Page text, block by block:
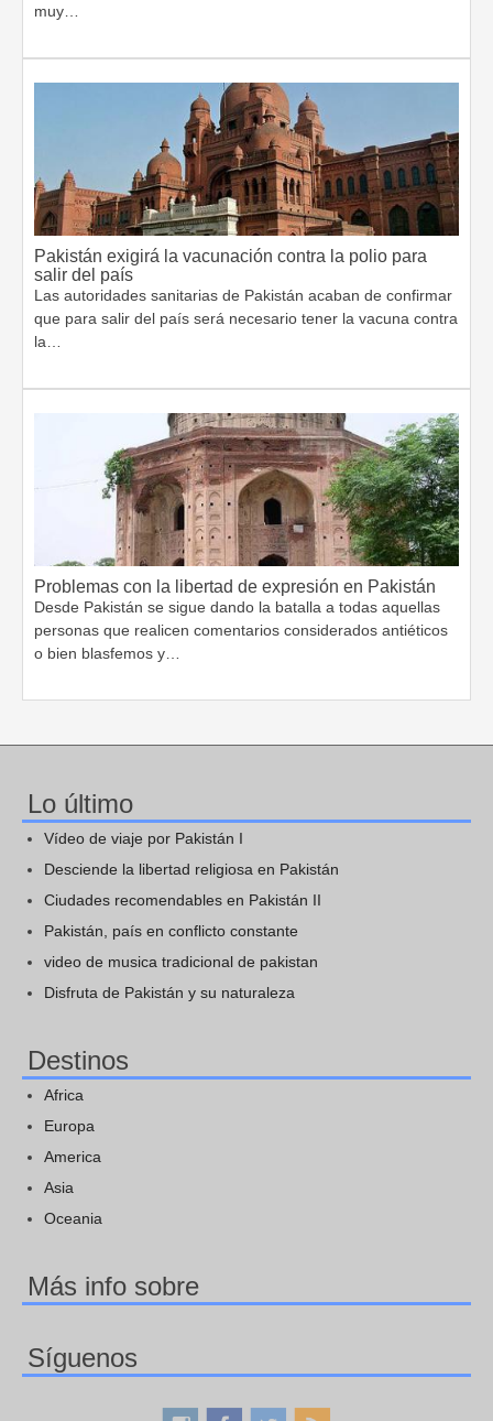
muy…
Pakistán exigirá la vacunación contra la polio para
salir del país
Las autoridades sanitarias de Pakistán acaban de confirmar
que para salir del país será necesario tener la vacuna contra
la…
Problemas con la libertad de expresión en Pakistán
Desde Pakistán se sigue dando la batalla a todas aquellas
personas que realicen comentarios considerados antiéticos
o bien blasfemos y…
Lo último
Vídeo de viaje por Pakistán I
Desciende la libertad religiosa en Pakistán
Ciudades recomendables en Pakistán II
Pakistán, país en conflicto constante
video de musica tradicional de pakistan
Disfruta de Pakistán y su naturaleza
Destinos
Africa
Europa
America
Asia
Oceania
Más info sobre
Síguenos